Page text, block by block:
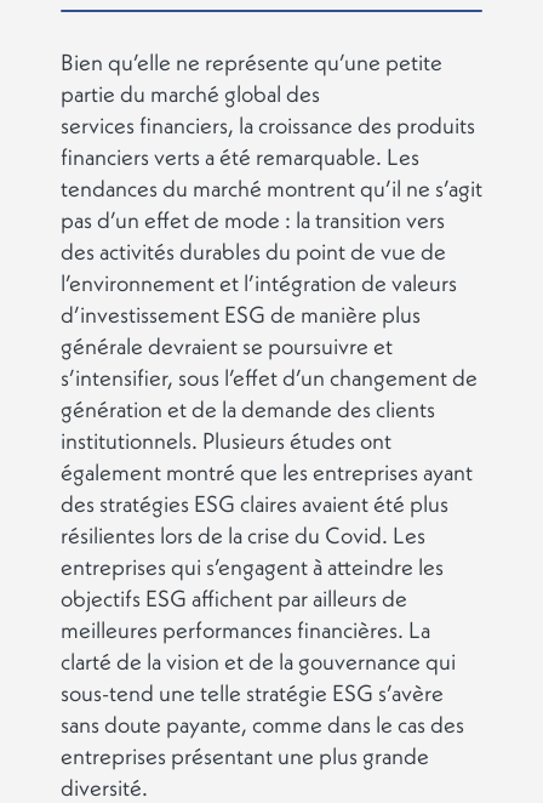
Bien qu’elle ne représente qu’une petite
partie du marché global des
services financiers, la croissance des produits
financiers verts a été remarquable. Les
tendances du marché montrent qu’il ne s’agit
pas d’un effet de mode : la transition vers
des activités durables du point de vue de
l’environnement et l’intégration de valeurs
d’investissement ESG de manière plus
générale devraient se poursuivre et
s’intensifier, sous l’effet d’un changement de
génération et de la demande des clients
institutionnels. Plusieurs études ont
également montré que les entreprises ayant
des stratégies ESG claires avaient été plus
résilientes lors de la crise du Covid. Les
entreprises qui s’engagent à atteindre les
objectifs ESG affichent par ailleurs de
meilleures performances financières. La
clarté de la vision et de la gouvernance qui
sous-tend une telle stratégie ESG s’avère
sans doute payante, comme dans le cas des
entreprises présentant une plus grande
diversité.